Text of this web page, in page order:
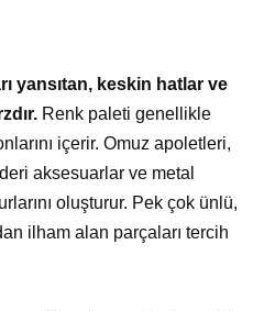
yansıtan, keskin hatlar ve
Renk paleti genellikle
içerir. Omuz apoletleri,
aksesuarlar ve metal
oluşturur. Pek çok ünlü,
ilham alan parçaları tercih